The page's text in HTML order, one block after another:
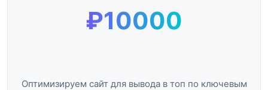
₽10000
Оптимизируем сайт для вывода в топ по ключевым